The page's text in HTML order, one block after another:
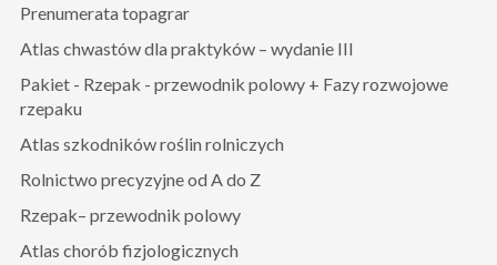
Prenumerata topagrar
Atlas chwastów dla praktyków – wydanie III
Pakiet - Rzepak - przewodnik polowy + Fazy rozwojowe
rzepaku
Atlas szkodników roślin rolniczych
Rolnictwo precyzyjne od A do Z
Rzepak– przewodnik polowy
Atlas chorób fizjologicznych